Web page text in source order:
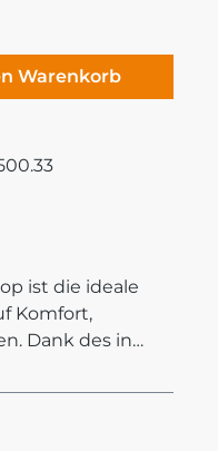
den
Warenkorb
ist die ideale
Komfort,
Dank des in…